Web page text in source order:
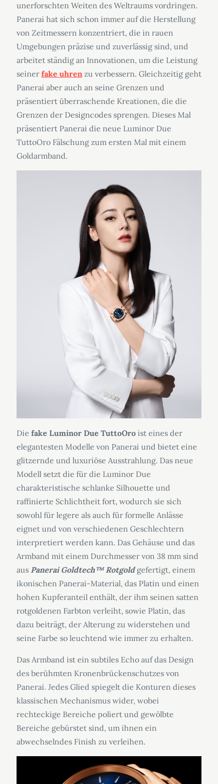
unerforschten Weiten des Weltraums vordringen.
Panerai hat sich schon immer auf die Herstellung
von Zeitmessern konzentriert, die in rauen
Umgebungen präzise und zuverlässig sind, und
arbeitet ständig an Innovationen, um die Leistung
seiner fake uhrenzu verbessern. Gleichzeitig geht
Panerai aber auch an seine Grenzen und
präsentiert überraschende Kreationen, die die
Grenzen der Designcodes sprengen. Dieses Mal
präsentiert Panerai die neue Luminor Due
TuttoOro Fälschung zum ersten Mal mit einem
Goldarmband.
Die fake Luminor Due TuttoOroist eines der
elegantesten Modelle von Panerai und bietet eine
glitzernde und luxuriöse Ausstrahlung. Das neue
Modell setzt die für die Luminor Due
charakteristische schlanke Silhouette und
raffinierte Schlichtheit fort, wodurch sie sich
sowohl für legere als auch für formelle Anlässe
eignet und von verschiedenen Geschlechtern
interpretiert werden kann. Das Gehäuse und das
Armband mit einem Durchmesser von 38 mm sind
aus Panerai Goldtech™ Rotgoldgefertigt, einem
ikonischen Panerai-Material, das Platin und einen
hohen Kupferanteil enthält, der ihm seinen satten
rotgoldenen Farbton verleiht, sowie Platin, das
dazu beiträgt, der Alterung zu widerstehen und
seine Farbe so leuchtend wie immer zu erhalten.
Das Armband ist ein subtiles Echo auf das Design
des berühmten Kronenbrückenschutzes von
Panerai. Jedes Glied spiegelt die Konturen dieses
klassischen Mechanismus wider, wobei
rechteckige Bereiche poliert und gewölbte
Bereiche gebürstet sind, um ihnen ein
abwechselndes Finish zu verleihen.